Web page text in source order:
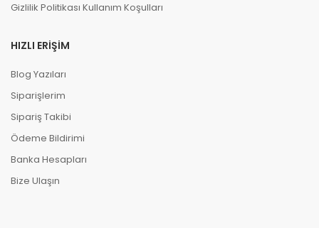
Gizlilik Politikası Kullanım Koşulları
HIZLI ERIŞIM
Blog Yazıları
Siparişlerim
Sipariş Takibi
Ödeme Bildirimi
Banka Hesapları
Bize Ulaşın